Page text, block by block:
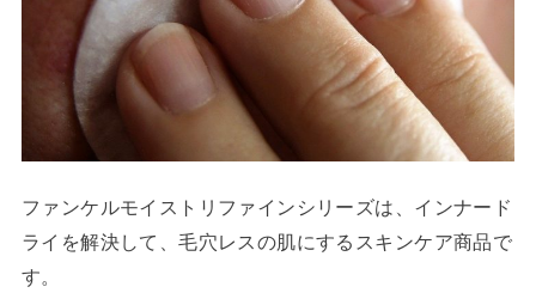
ファンケルモイストリファインシリーズは、インナード
ライを解決して、毛穴レスの肌にするスキンケア商品で
す。